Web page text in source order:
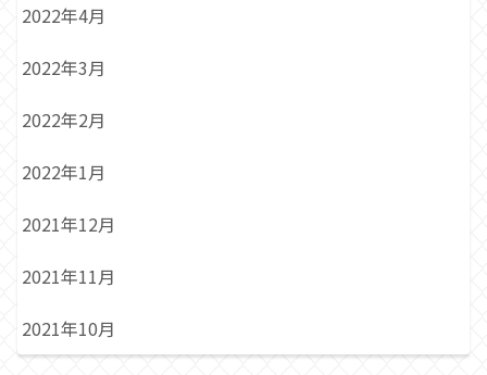
2022年4月
2022年3月
2022年2月
2022年1月
2021年12月
2021年11月
2021年10月